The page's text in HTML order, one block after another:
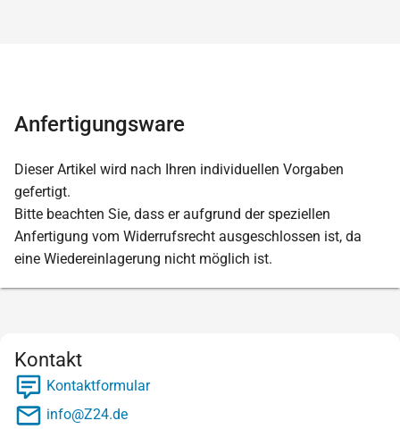
Anfertigungsware
Dieser Artikel wird nach Ihren individuellen Vorgaben
gefertigt.
Bitte beachten Sie, dass er aufgrund der speziellen
Anfertigung vom Widerrufsrecht ausgeschlossen ist, da
eine Wiedereinlagerung nicht möglich ist.
Kontakt
Kontaktformular
info@Z24.de